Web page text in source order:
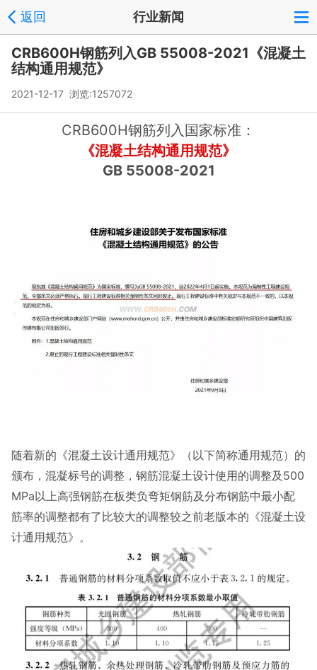
返回 行业新闻
CRB600H钢筋列入GB 55008-2021《混凝土
结构通用规范》
2021-12-17 浏览:1257072
CRB600H钢筋列入国家标准：
《混凝土结构通用规范》
GB 55008-2021
随着新的《混凝土设计通用规范》（以下简称通用规范）的
颁布，混凝标号的调整，钢筋混凝土设计使用的调整及 500
MPa以上高强钢筋在板类负弯矩钢筋及分布钢筋中最小配
筋率的调整都有了比较大的调整较之前老版本的《混凝土设
计通用规范》。